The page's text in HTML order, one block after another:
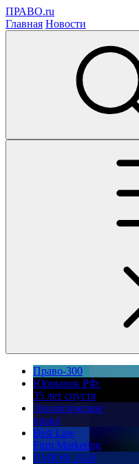
ПРАВО.ru
Главная Новости
Право-300
Юррынок РФ:
35 лет спустя
Экологическое
право
Best Law
Firm Marketing
ПМЮФ 2026